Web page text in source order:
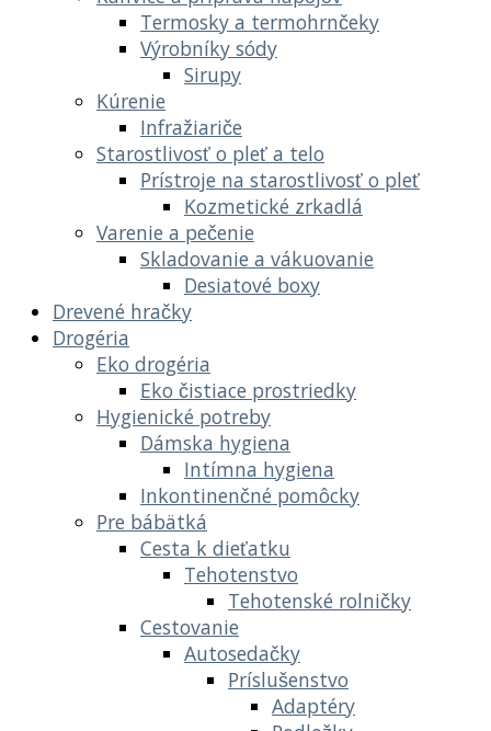
Termosky a termohrnčeky
Výrobníky sódy
Sirupy
Kúrenie
Infražiariče
Starostlivosť o pleť a telo
Prístroje na starostlivosť o pleť
Kozmetické zrkadlá
Varenie a pečenie
Skladovanie a vákuovanie
Desiatové boxy
Drevené hračky
Drogéria
Eko drogéria
Eko čistiace prostriedky
Hygienické potreby
Dámska hygiena
Intímna hygiena
Inkontinenčné pomôcky
Pre bábätká
Cesta k dieťatku
Tehotenstvo
Tehotenské rolničky
Cestovanie
Autosedačky
Príslušenstvo
Adaptéry